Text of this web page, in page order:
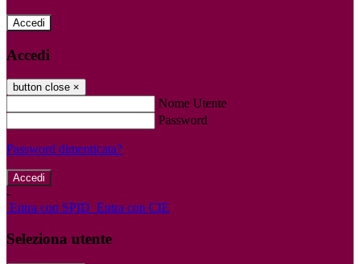
Accedi
Accedi
button close ×
Nome Utente
Password
Password dimenticata?
-
Entra con SPID Entra con CIE
Seleziona utente